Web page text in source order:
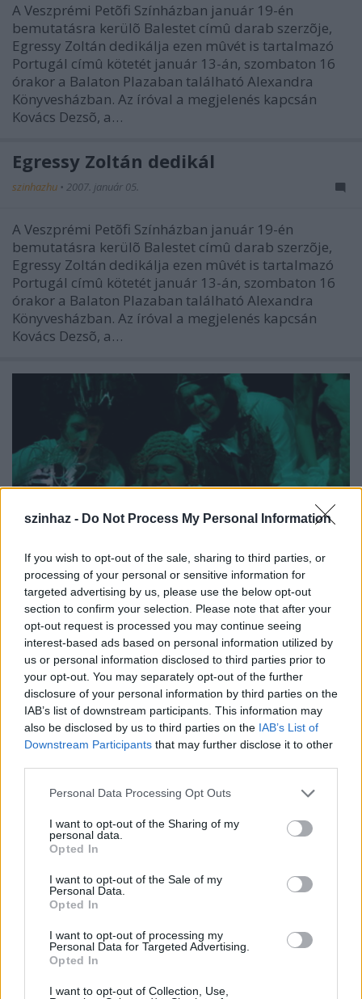
szinhaz - Do Not Process My Personal Information
If you wish to opt-out of the sale, sharing to third parties, or
processing of your personal or sensitive information for
targeted advertising by us, please use the below opt-out
section to confirm your selection. Please note that after your
opt-out request is processed you may continue seeing
interest-based ads based on personal information utilized by
us or personal information disclosed to third parties prior to
your opt-out. You may separately opt-out of the further
disclosure of your personal information by third parties on the
IAB’s list of downstream participants. This information may
also be disclosed by us to third parties on the IAB’s List of
Downstream Participants that may further disclose it to other
Please note that this website/app uses one or more Google
not limited to your visit or usage behaviour. You may click to
grant or deny consent to Google and its third-party tags to
use your data for below specified purposes in below Google
consent section.
Personal Data Processing Opt Outs
I want to opt-out of the Sharing of my
personal data.
Opted In
I want to opt-out of the Sale of my
Personal Data.
Opted In
I want to opt-out of processing my
Personal Data for Targeted Advertising.
Opted In
I want to opt-out of Collection, Use,
A Veszprémi Petõfi Színházban január 19-én
bemutatásra kerülõ Balestet címû darab szerzõje,
Egressy Zoltán dedikálja ezen mûvét is tartalmazó
Portugál címû kötetét január 13-án, szombaton 16
órakor a Balaton Plazaban található Alexandra
Könyvesházban. Az íróval a megjelenés kapcsán
Kovács Dezsõ, a…
Egressy Zoltán dedikál
szinhazhu • 2007. január 05.
A Veszprémi Petõfi Színházban január 19-én
bemutatásra kerülõ Balestet címû darab szerzõje,
Egressy Zoltán dedikálja ezen mûvét is tartalmazó
Portugál címû kötetét január 13-án, szombaton 16
órakor a Balaton Plazaban található Alexandra
Könyvesházban. Az íróval a megjelenés kapcsán
Kovács Dezsõ, a…
Herkentyűk rabságában a gondolat
szinhazhu•2007. január 04.
Peter Weiss Jean Paul Marat üldöztetése és
meggyilkolása, ahogy a charentoni
elmegyógyintézet színjátszói elõadják De Sade úr
betanításában címû színmûvét, közismert
aki már több magyar teátrumban is…
Elköltöztünk
A Színház.hu szerkesztõsége új irodába költözött! Az
új cím